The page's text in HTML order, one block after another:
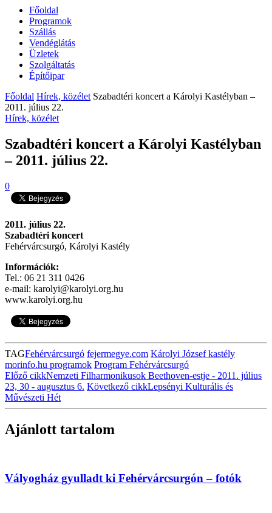
Főoldal
Programok
Szállás
Vendéglátás
Üzletek
Szolgáltatás
Építőipar
Főoldal Hírek, közélet Szabadtéri koncert a Károlyi Kastélyban –
2011. július 22.
Hírek, közélet
Szabadtéri koncert a Károlyi Kastélyban
– 2011. július 22.
0
2011. július 22.
Szabadtéri koncert
Fehérvárcsurgó, Károlyi Kastély
Információk:
Tel.: 06 21 311 0426
e-mail: karolyi@karolyi.org.hu
www.karolyi.org.hu
TAGFehérvárcsurgó fejermegye.com Károlyi József kastély
morinfo.hu programok Program Fehérvárcsurgó
Előző cikkNemzeti Filharmonikusok Beethoven-estje - 2011. július
23, 30 - augusztus 6. Következő cikkLepsényi Kulturális és
Művészeti Hét
Ajánlott tartalom
Vályogház gyulladt ki Fehérvárcsurgón – fotók